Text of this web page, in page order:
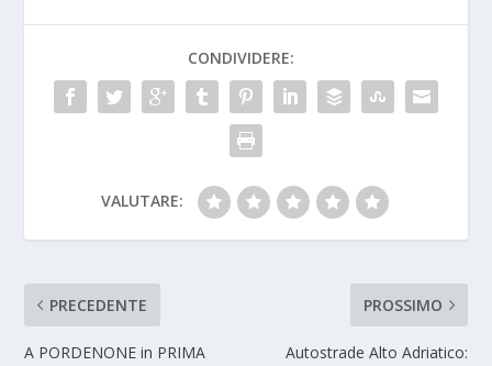
CONDIVIDERE:
VALUTARE:
PRECEDENTE
A PORDENONE in PRIMA
PROSSIMO
Autostrade Alto Adriatico: